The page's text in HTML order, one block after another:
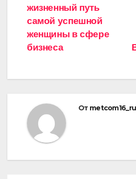
жизненный путь
самой успешной
женщины в сфере
бизнеса
От metcom16_ru